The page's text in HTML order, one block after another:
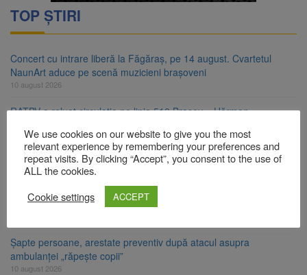
TOP ȘTIRI
Concert cu intrare liberă la Făgăraș, pe 14 august. Cvartetul
NaunArt aduce pe scenă muzicieni brașoveni
10 august 2026
RATBV a reluat circulația pe linia 510 Brașov – Hărman
Noi reguli pentru românii care aduc țigări și alcool din UE
10 august 2026
Nivelul Dunării a crescut la Cernavodă. Unitatea 2 a centralei
nucleare poate funcționa cel puțin încă nouă zile
Șapte persoane, arestate preventiv după atacul asupra
ambulanței „răpește copii”
10 august 2026
We use cookies on our website to give you the most
relevant experience by remembering your preferences and
repeat visits. By clicking “Accept”, you consent to the use of
ALL the cookies.
Cookie settings
ACCEPT